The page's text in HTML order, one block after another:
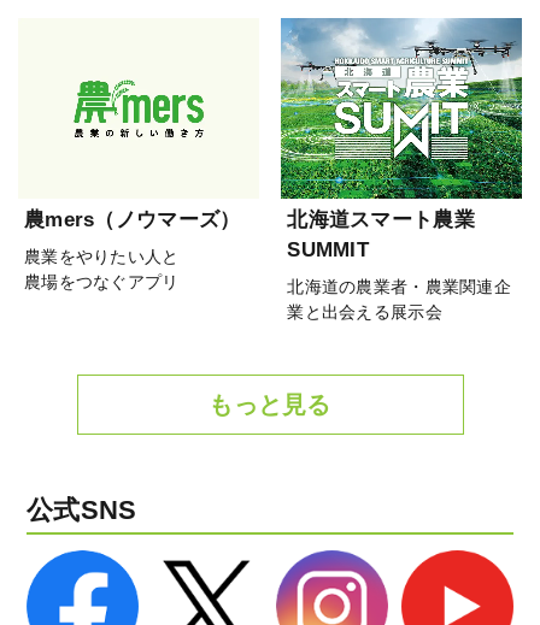
農mers（ノウマーズ）
農業をやりたい人と
農場をつなぐアプリ
北海道スマート農業
SUMMIT
北海道の農業者・農業関連企
業と出会える展示会
もっと見る
公式SNS